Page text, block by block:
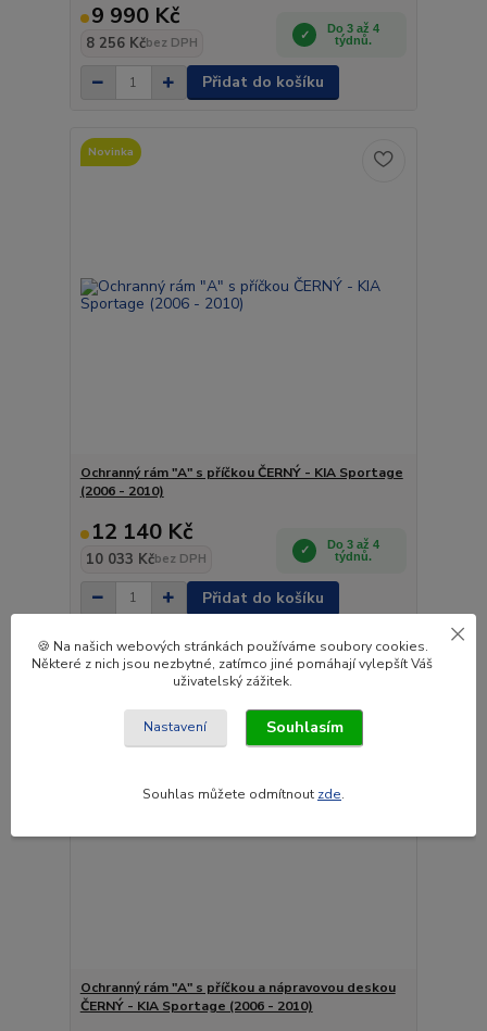
9 990 Kč
8 256 Kčbez DPH
Do 3 až 4
týdnů.
Přidat do košíku
Novinka
Ochranný rám "A" s příčkou ČERNÝ - KIA Sportage
(2006 - 2010)
12 140 Kč
10 033 Kčbez DPH
Do 3 až 4
týdnů.
Přidat do košíku
Novinka
Ochranný rám "A" s příčkou a nápravovou deskou
ČERNÝ - KIA Sportage (2006 - 2010)
🍪 Na našich webových stránkách používáme soubory cookies.
Některé z nich jsou nezbytné, zatímco jiné pomáhají vylepšít Váš
uživatelský zážitek.
Nastavení Souhlasím
Souhlas můžete odmítnout zde.